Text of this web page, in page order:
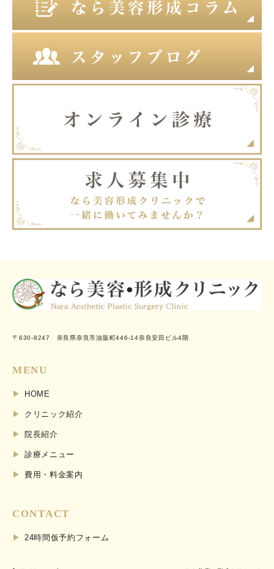
〒630-8247 奈良県奈良市油阪町446-14奈良安田ビル4階
MENU
HOME
クリニック紹介
院長紹介
診療メニュー
費用・料金案内
CONTACT
24時間仮予約フォーム